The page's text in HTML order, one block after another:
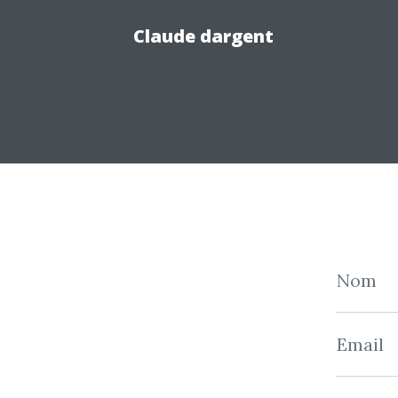
Claude dargent
Nom
Email